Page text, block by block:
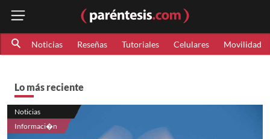
Noticias Reseñas Tutoriales Celulares Movilidad
Lo más reciente
Noticias
Informaci�n